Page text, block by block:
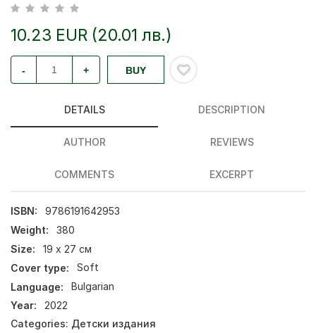
10.23 EUR (20.01 лв.)
- + BUY
DETAILS DESCRIPTION
AUTHOR REVIEWS
COMMENTS EXCERPT
ISBN:
9786191642953
Weight:
380
Size:
19 х 27 см
Cover type:
Soft
Language:
Bulgarian
Year:
2022
Categories: Детски издания